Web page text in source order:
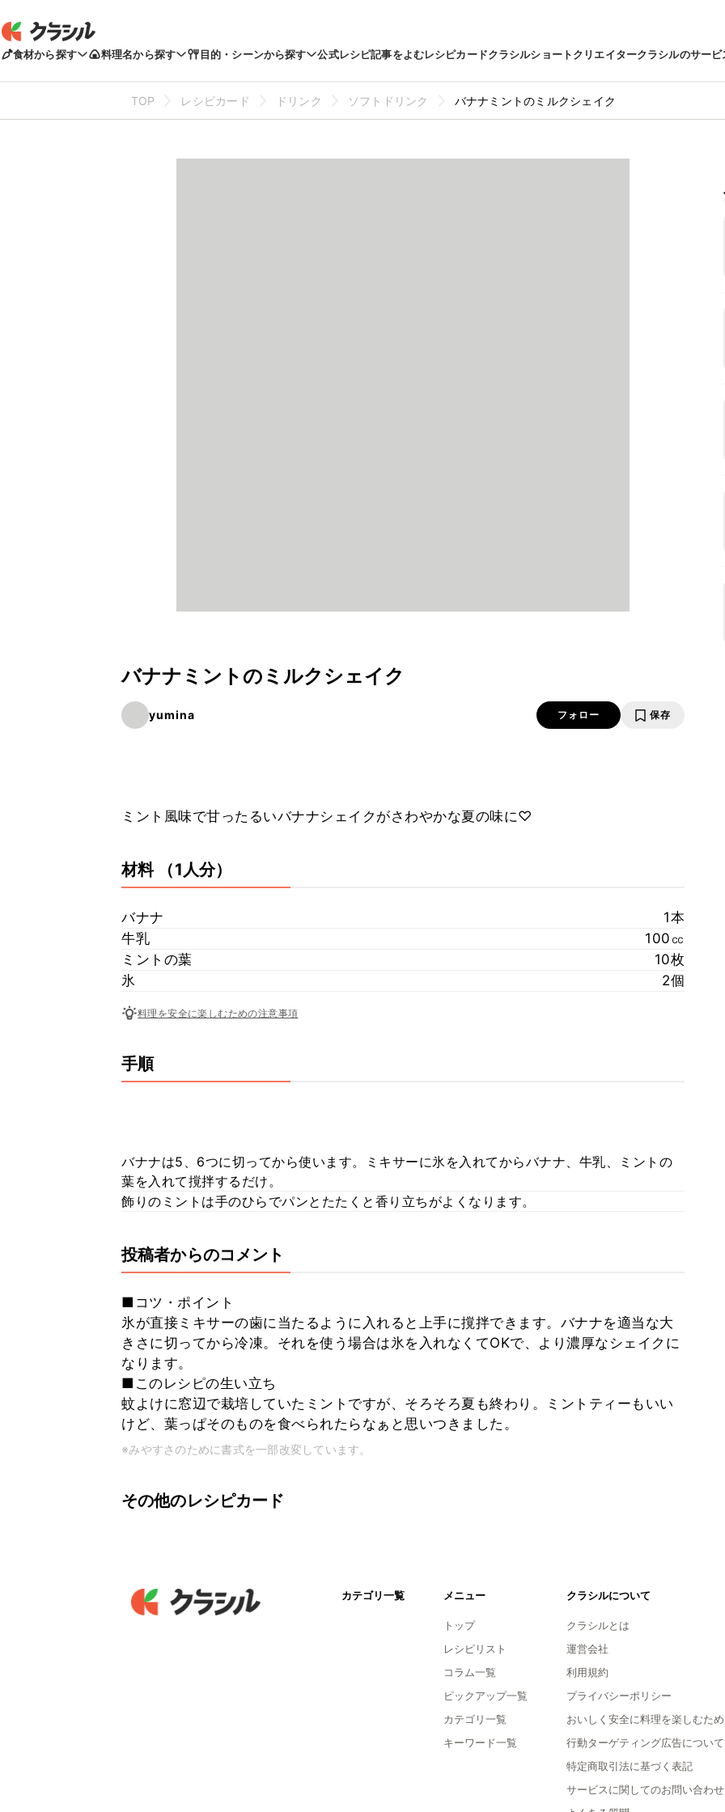
食材から探す 料理名から探す 目的・シーンから探す 公式レシピ記事をよむレシピカードクラシルショートクリエイタークラシルのサービ
TOP レシピカード ドリンク ソフトドリンク バナナミントのミルクシェイク
バナナミントのミルクシェイク
yumina フォロー 保存
ミント風味で甘ったるいバナナシェイクがさわやかな夏の味に♡
材料 （1人分）
バナナ
1本
牛乳
100㏄
ミントの葉
10枚
氷
2個
料理を安全に楽しむための注意事項
手順
バナナは5、6つに切ってから使います。ミキサーに氷を入れてからバナナ、牛乳、ミントの
葉を入れて撹拌するだけ。
飾りのミントは手のひらでパンとたたくと香り立ちがよくなります。
投稿者からのコメント
■コツ・ポイント
氷が直接ミキサーの歯に当たるように入れると上手に撹拌できます。バナナを適当な大
きさに切ってから冷凍。それを使う場合は氷を入れなくてOKで、より濃厚なシェイクに
なります。
■このレシピの生い立ち
蚊よけに窓辺で栽培していたミントですが、そろそろ夏も終わり。ミントティーもいい
けど、葉っぱそのものを食べられたらなぁと思いつきました。
※みやすさのために書式を一部改変しています。
その他のレシピカード
カテゴリ一覧 メニュー
トップ
レシピリスト
コラム一覧
ピックアップ一覧
カテゴリ一覧
キーワード一覧
クラシルについて
クラシルとは
運営会社
利用規約
プライバシーポリシー
おいしく安全に料理を楽しむため
行動ターゲティング広告について
特定商取引法に基づく表記
サービスに関してのお問い合わせ